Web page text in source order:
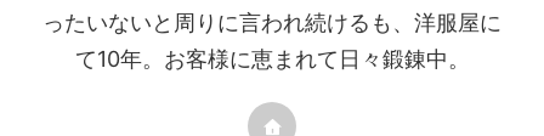
ったいないと周りに言われ続けるも、洋服屋に
て10年。お客様に恵まれて日々鍛錬中。